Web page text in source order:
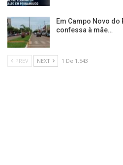
Em Campo Novo
confessa à mãe…
PREV NEXT 1 De 1.543